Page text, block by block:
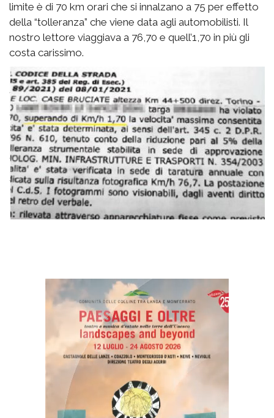
limite è di 70 km orari che si innalzano a 75 per effetto
della “tolleranza” che viene data agli automobilisti. Il
nostro lettore viaggiava a 76,70 e quell’1,70 in più gli
costa carissimo.